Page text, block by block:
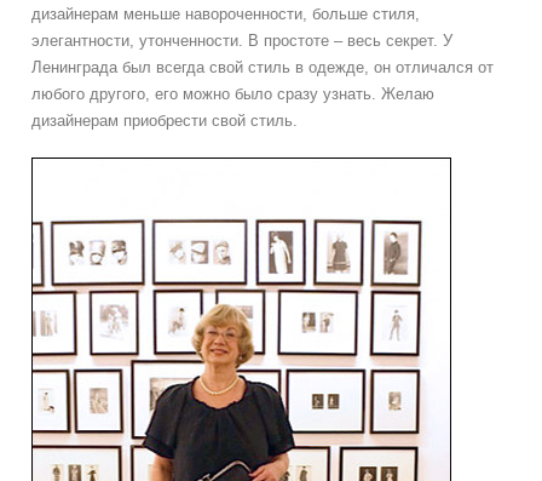
дизайнерам меньше навороченности, больше стиля,
элегантности, утонченности. В простоте – весь секрет. У
Ленинграда был всегда свой стиль в одежде, он отличался от
любого другого, его можно было сразу узнать. Желаю
дизайнерам приобрести свой стиль.